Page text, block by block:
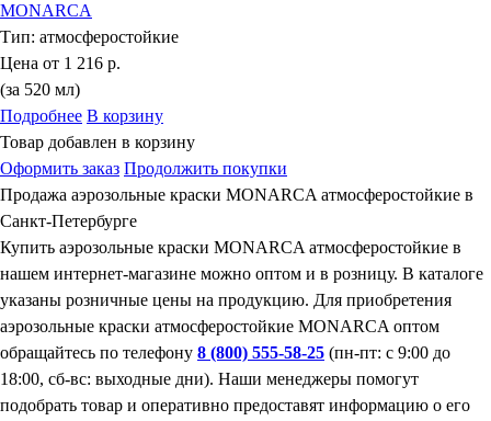
MONARCA
Тип: атмосферостойкие
Цена от 1 216 р.
(за 520 мл)
Подробнее В корзину
Товар добавлен в корзину
Оформить заказ Продолжить покупки
Продажа аэрозольные краски MONARCA атмосферостойкие в
Санкт-Петербурге
Купить аэрозольные краски MONARCA атмосферостойкие в
нашем интернет-магазине можно оптом и в розницу. В каталоге
указаны розничные цены на продукцию. Для приобретения
аэрозольные краски атмосферостойкие MONARCA оптом
обращайтесь по телефону 8 (800) 555-58-25 (пн-пт: с 9:00 до
18:00, сб-вс: выходные дни). Наши менеджеры помогут
подобрать товар и оперативно предоставят информацию о его